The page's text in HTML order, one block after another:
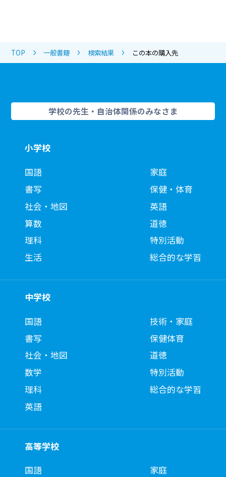
TOP 一般書籍 検索結果 この本の購入先
学校の先生・自治体関係のみなさま
小学校
国語
書写
社会・地図
算数
理科
生活
家庭
保健・体育
英語
道徳
特別活動
総合的な学習
中学校
国語
書写
社会・地図
数学
理科
英語
技術・家庭
保健体育
道徳
特別活動
総合的な学習
高等学校
国語
家庭